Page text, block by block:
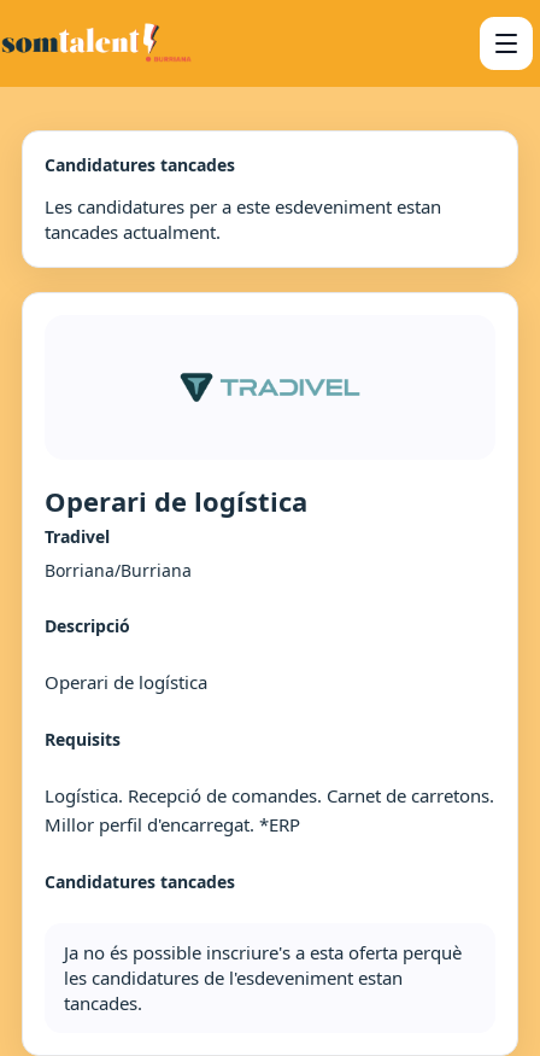
Candidatures tancades
Les candidatures per a este esdeveniment estan
tancades actualment.
Operari de logística
Tradivel
Borriana/Burriana
Descripció
Operari de logística
Requisits
Logística. Recepció de comandes. Carnet de carretons.
Millor perfil d'encarregat. *ERP
Candidatures tancades
Ja no és possible inscriure's a esta oferta perquè
les candidatures de l'esdeveniment estan
tancades.